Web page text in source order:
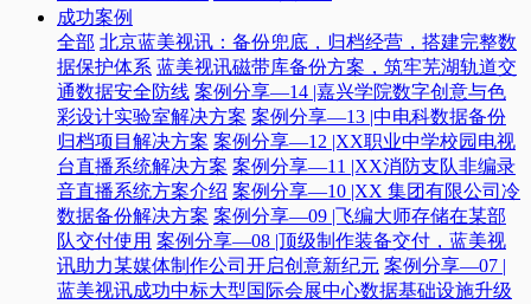
成功案例
全部 北京蓝美视讯：备份兜底，归档经营，搭建完整数
据保护体系 蓝美视讯磁带库备份方案，筑牢芜湖轨道交
通数据安全防线 案例分享—14 |嘉兴学院数字创意与色
彩设计实验室解决方案 案例分享—13 |中电科数据备份
归档项目解决方案 案例分享—12 |XX职业中学校园电视
台直播系统解决方案 案例分享—11 |XX消防支队非编录
音直播系统方案介绍 案例分享—10 |XX 集团有限公司冷
数据备份解决方案 案例分享—09 |飞编大师存储在某部
队交付使用 案例分享—08 |顶级制作装备交付，蓝美视
讯助力某媒体制作公司开启创意新纪元 案例分享—07 |
蓝美视讯成功中标大型国际会展中心数据基础设施升级